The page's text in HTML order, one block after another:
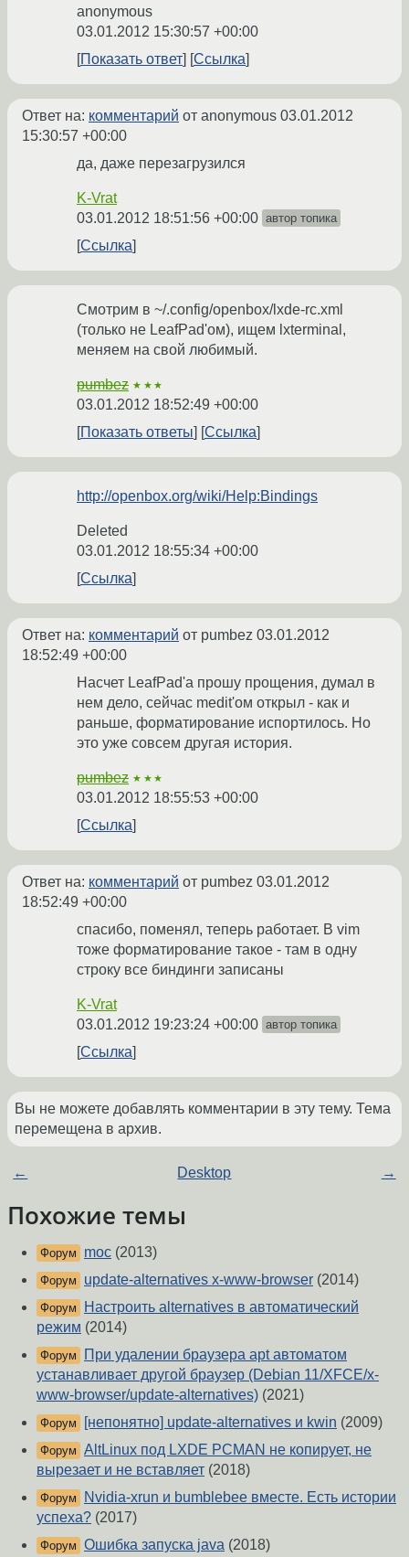
anonymous
03.01.2012 15:30:57 +00:00
Показать ответ
Ссылка
Ответ на: комментарий от anonymous 03.01.2012
15:30:57 +00:00
да, даже перезагрузился
K-Vrat
03.01.2012 18:51:56 +00:00 автор топика
Ссылка
Смотрим в ~/.config/openbox/lxde-rc.xml
(только не LeafPad'ом), ищем lxterminal,
меняем на свой любимый.
pumbez ★★★
03.01.2012 18:52:49 +00:00
Показать ответы
Ссылка
http://openbox.org/wiki/Help:Bindings
Deleted
03.01.2012 18:55:34 +00:00
Ссылка
Ответ на: комментарий от pumbez 03.01.2012
18:52:49 +00:00
Насчет LeafPad'а прошу прощения, думал в
нем дело, сейчас medit'ом открыл - как и
раньше, форматирование испортилось. Но
это уже совсем другая история.
pumbez ★★★
03.01.2012 18:55:53 +00:00
Ссылка
Ответ на: комментарий от pumbez 03.01.2012
18:52:49 +00:00
спасибо, поменял, теперь работает. В vim
тоже форматирование такое - там в одну
строку все биндинги записаны
K-Vrat
03.01.2012 19:23:24 +00:00 автор топика
Ссылка
Вы не можете добавлять комментарии в эту тему. Тема
перемещена в архив.
← Desktop →
Похожие темы
Форум moc (2013)
Форум update-alternatives x-www-browser (2014)
Форум
Настроить alternatives в автоматический
режим (2014)
Форум
При удалении браузера apt автоматом
устанавливает другой браузер (Debian 11/XFCE/x-
www-browser/update-alternatives) (2021)
Форум [непонятно] update-alternatives и kwin (2009)
Форум AltLinux под LXDE PCMAN не копирует, не
вырезает и не вставляет (2018)
Форум
Nvidia-xrun и bumblebee вместе. Есть истории
успеха? (2017)
Форум Ошибка запуска java (2018)